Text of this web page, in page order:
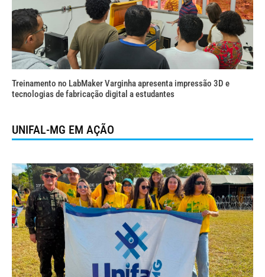
Treinamento no LabMaker Varginha apresenta impressão 3D e
tecnologias de fabricação digital a estudantes
UNIFAL-MG EM AÇÃO